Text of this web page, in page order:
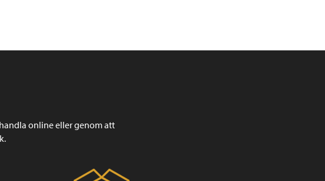
online eller genom att